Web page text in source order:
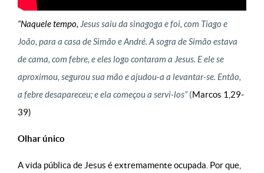
“Naquele tempo,Jesus saiu da sinagoga e foi, com Tiago e
João, para a casa de Simão e André. A sogra de Simão estava
de cama, com febre, e eles logo contaram a Jesus. E ele se
aproximou, segurou sua mão e ajudou-a a levantar-se. Então,
a febre desapareceu; e ela começou a servi-los”(Marcos 1,29-
39)
Olhar único
A vida pública de Jesus é extremamente ocupada. Por que,